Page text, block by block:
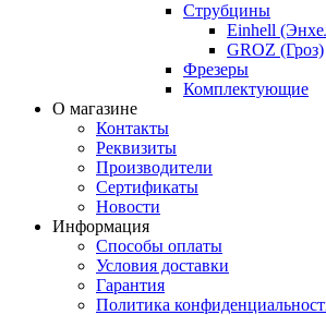
Струбцины
Einhell
GROZ (Гроз)
Фрезеры
Комплектующие
О магазине
Контакты
Реквизиты
Производители
Сертификаты
Новости
Информация
Способы оплаты
Условия доставки
Гарантия
Политика